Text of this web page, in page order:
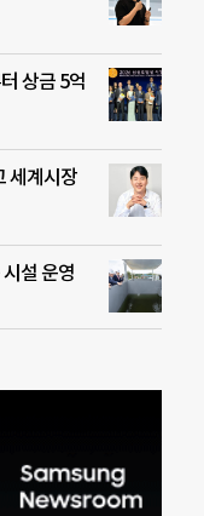
상금 5억
세계시장
설 운영